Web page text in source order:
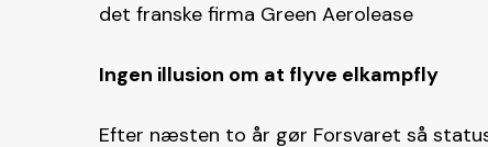
det franske firma Green Aerolease
Ingen illusion om at flyve elkampfly
Efter næsten to år gør Forsvaret så